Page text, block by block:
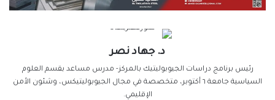
د. جهاد نصر
رئيس برنامج دراسات الجيوبوليتيك بالمركز- مدرس مساعد بقسم العلوم
السياسية جامعة ٦ أكتوبر، متخصصة في مجال الجيوبوليتيكس، وشئون الأمن
الإقليمي.